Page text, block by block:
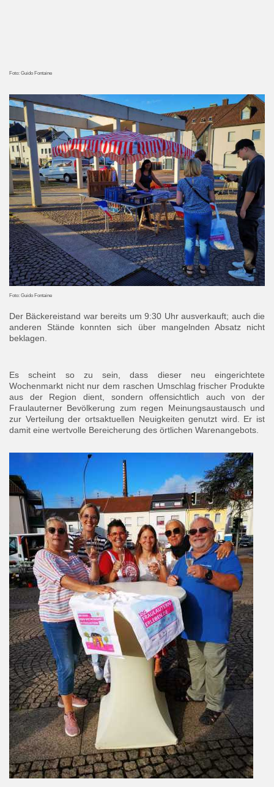
Foto: Guido Fontaine
Foto: Guido Fontaine
Der Bäckereistand war bereits um 9:30 Uhr ausverkauft; auch die
anderen Stände konnten sich über mangelnden Absatz nicht
beklagen.
Es scheint so zu sein, dass dieser neu eingerichtete
Wochenmarkt nicht nur dem raschen Umschlag frischer Produkte
aus der Region dient, sondern offensichtlich auch von der
Fraulauterner Bevölkerung zum regen Meinungsaustausch und
zur Verteilung der ortsaktuellen Neuigkeiten genutzt wird. Er ist
damit eine wertvolle Bereicherung des örtlichen Warenangebots.